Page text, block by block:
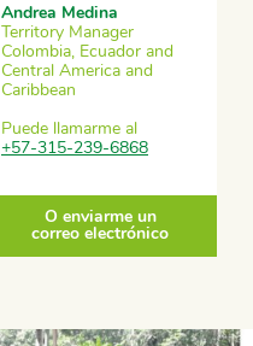
Andrea Medina
Territory Manager
Colombia, Ecuador and
Central America and
Caribbean
Puede llamarme al
+57-315-239-6868
O enviarme un
correo electrónico